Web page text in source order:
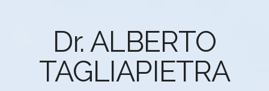
Dr. ALBERTO
TAGLIAPIETRA